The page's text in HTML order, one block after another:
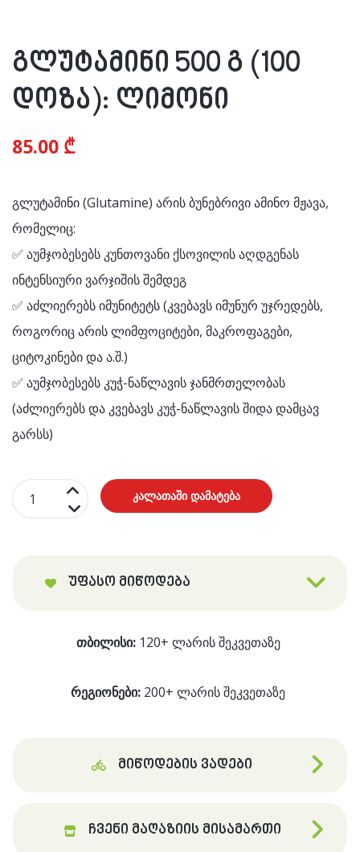
გლუტამინი 500 გ (100
დოზა): ლიმონი
85.00 ₾
გლუტამინი (Glutamine) არის ბუნებრივი ამინო მჟავა,
რომელიც:
✅ აუმჯობესებს კუნთოვანი ქსოვილის აღდგენას
ინტენსიური ვარჯიშის შემდეგ
✅ აძლიერებს იმუნიტეტს (კვებავს იმუნურ უჯრედებს,
როგორიც არის ლიმფოციტები, მაკროფაგები,
ციტოკინები და ა.შ.)
✅ აუმჯობესებს კუჭ-ნაწლავის ჯანმრთელობას
(აძლიერებს და კვებავს კუჭ-ნაწლავის შიდა დამცავ
გარსს)
რაოდენობა:
გლუტამინი
კალათაში დამატება
უფასო მიწოდება
თბილისი:120+ ლარის შეკვეთაზე
რეგიონები: 200+ ლარის შეკვეთაზე
მიწოდების ვადები
ჩვენი მაღაზიის მისამართი